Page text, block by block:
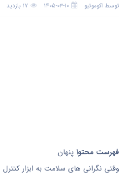
توسط اکوموتیو ۱۴۰۵-۰۳-۱۰ ۱۷ بازدید
فهرست محتوا پنهان
وقتی نگرانی های سلامت به ابزار